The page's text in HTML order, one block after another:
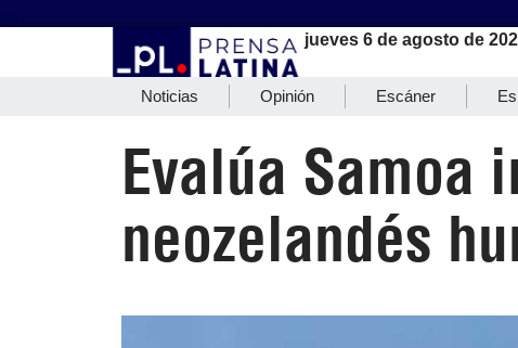
jueves 6 de agosto de
Noticias Opinión Escáner
Evalúa Samoa
neozelandés